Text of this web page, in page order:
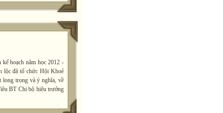
hoạch năm học 2012 -
lộc đã tổ chức Hội Khoẻ
long trọng và ý nghĩa, về
BT Chi bộ hiệu trưởng